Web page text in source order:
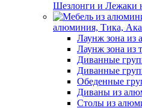
Шезлонги и Лежаки
алюминия, Тика,
Лаунж зона из
Лаунж зона из
Диванные
Диванные
Обеденные
Диваны из
Столы из